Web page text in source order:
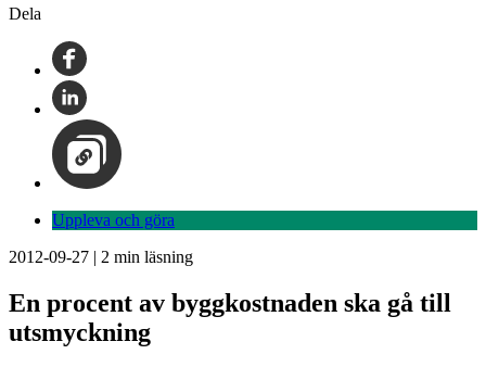
Dela
Uppleva och göra
2012-09-27 | 2 min läsning
En procent av byggkostnaden ska gå till
utsmyckning